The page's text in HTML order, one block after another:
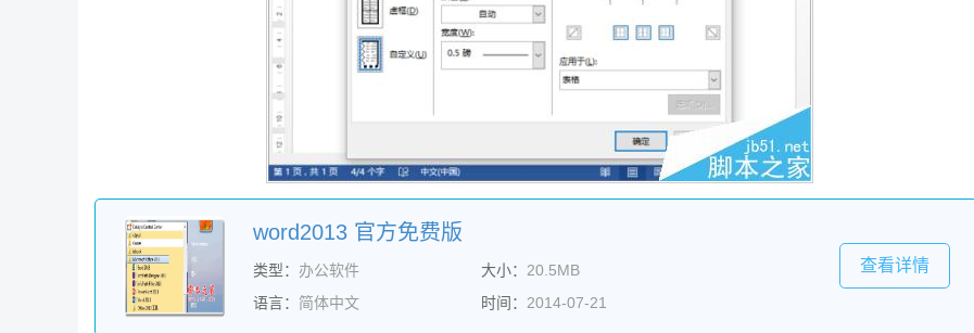
word2013 官方免费版
类型： 办公软件 大小： 20.5MB
语言： 简体中文 时间： 2014-07-21
查看详情